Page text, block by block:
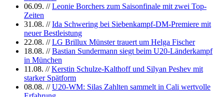
06.09. //Leonie Borchers zum Saisonfinale mit zwei Top-
Zeiten
31.08. //Ida Schwering bei Siebenkampf-DM-Premiere mit
neuer Bestleistung
22.08. //LG Brillux Münster trauert um Helga Fischer
18.08. //Bastian Sundermann siegt beim U20-Länderkampf
in München
11.08. //Kerstin Schulze-Kalthoff und Silyan Peshev mit
starker Spätform
08.08. //U20-WM: Silas Zahlten sammelt in Cali wertvolle